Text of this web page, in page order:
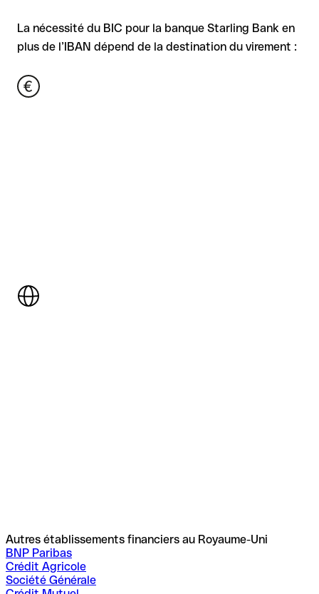
La nécessité du BIC pour la banque Starling Bank en
plus de l’IBAN dépend de la destination du virement :
Autres établissements financiers au Royaume-Uni
BNP Paribas
Crédit Agricole
Société Générale